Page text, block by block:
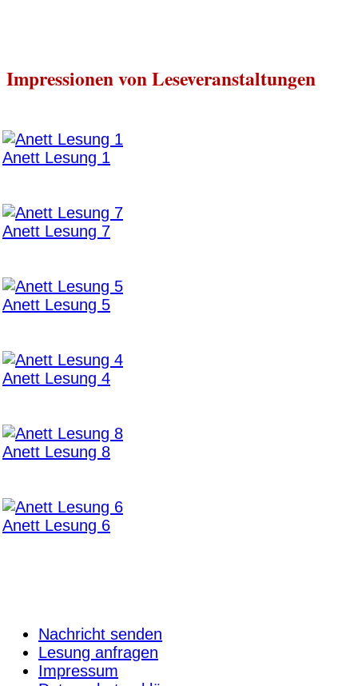
Impressionen von Leseveranstaltungen
Anett Lesung 1
Anett Lesung 7
Anett Lesung 5
Anett Lesung 4
Anett Lesung 8
Anett Lesung 6
Nachricht senden
Lesung anfragen
Impressum